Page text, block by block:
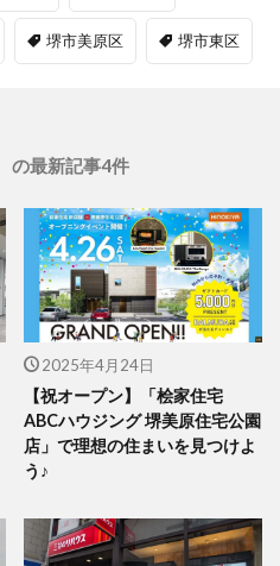
堺市美原区 堺市東区
の最新記事4件
2025年4月24日
【祝オープン】「桧家住宅
ABCハウジング 堺美原住宅公園
店」で理想の住まいを見つけよ
う♪